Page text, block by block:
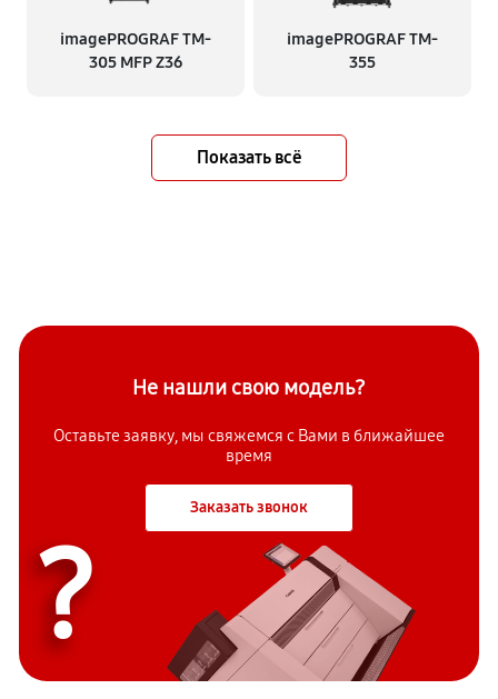
imagePROGRAF TM-
305 MFP Z36
imagePROGRAF TM-
355
Показать всё
Не нашли свою модель?
Оставьте заявку, мы свяжемся с Вами в ближайшее
время
Заказать звонок
?